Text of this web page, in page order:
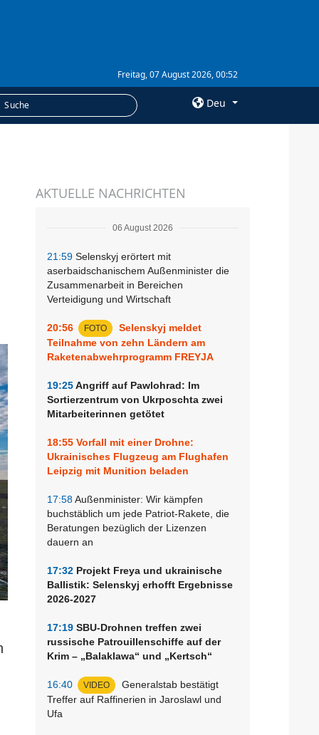
Freitag, 07 August 2026, 00:52
Deu
Abonnement
AKTUELLE NACHRICHTEN
06 August 2026
21:59 Selenskyj erörtert mit
aserbaidschanischem Außenminister die
Zusammenarbeit in Bereichen
Verteidigung und Wirtschaft
20:56 FOTO
Selenskyj meldet
Teilnahme von zehn Ländern am
Raketenabwehrprogramm FREYJA
19:25Angriff auf Pawlohrad: Im
Sortierzentrum von Ukrposchta zwei
Mitarbeiterinnen getötet
18:55 Vorfall mit einer Drohne:
Ukrainisches Flugzeug am Flughafen
Leipzig mit Munition beladen
17:58Außenminister: Wir kämpfen
buchstäblich um jede Patriot-Rakete, die
Beratungen bezüglich der Lizenzen
dauern an
17:32 Projekt Freya und ukrainische
Ballistik: Selenskyj erhofft Ergebnisse
2026-2027
17:19 SBU-Drohnen treffen zwei
russische Patrouillenschiffe auf der
Krim – „Balaklawa“ und „Kertsch“
16:40 VIDEO
Generalstab bestätigt
Treffer auf Raffinerien in Jaroslawl und
Ufa